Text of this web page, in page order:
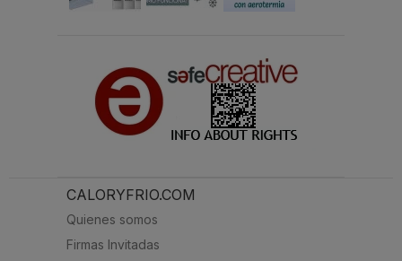
CALORYFRIO.COM
Quienes somos
Firmas Invitadas